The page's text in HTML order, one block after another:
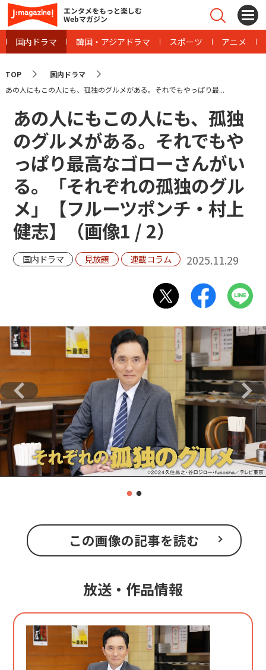
エンタメをもっと楽しむ
Webマガジン
国内ドラマ 韓国・アジアドラマ スポーツ アニメ
TOP
国内ドラマ
あの人にもこの人にも、孤独のグルメがある。それでもやっぱり最...
あの人にもこの人にも、孤独
のグルメがある。それでもや
っぱり最高なゴローさんがい
る。「それぞれの孤独のグル
メ」【フルーツポンチ・村上
健志】（画像1 / 2）
国内ドラマ 見放題 連載コラム 2025.11.29
この画像の記事を読む
放送・作品情報